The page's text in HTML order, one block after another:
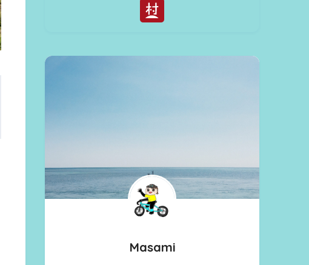
Masami